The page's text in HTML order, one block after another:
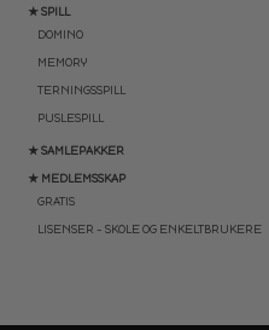
★ SPILL
DOMINO
MEMORY
TERNINGSSPILL
PUSLESPILL
★ SAMLEPAKKER
★ MEDLEMSSKAP
GRATIS
LISENSER – SKOLE OG ENKELTBRUKERE